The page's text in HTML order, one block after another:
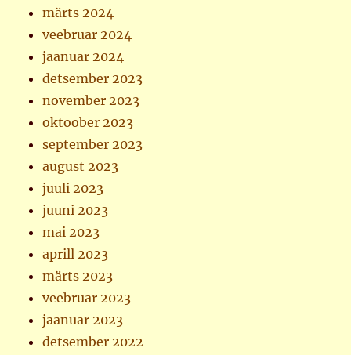
märts 2024
veebruar 2024
jaanuar 2024
detsember 2023
november 2023
oktoober 2023
september 2023
august 2023
juuli 2023
juuni 2023
mai 2023
aprill 2023
märts 2023
veebruar 2023
jaanuar 2023
detsember 2022